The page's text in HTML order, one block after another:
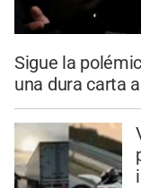
Sigue la
una dura carta